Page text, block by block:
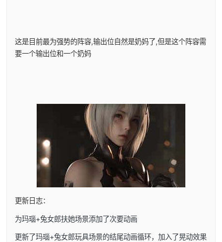
这是目前最为强势的阵容,输出位自然是奶妈了,但是这个阵容需
要一个输出位和一个奶妈
更新日志：
为玛瑙+兔女郎扶她场景添加了次要动画
更新了玛瑙+兔女郎玩具场景的结尾动画循环，加入了晃动效果